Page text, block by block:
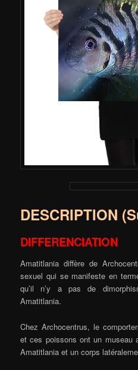
DESCRIPTION
DIFFERENCIATION
Amatitlania diffère de
sexuel qui se manifeste en
qu’il n’y a pas de
Amatitlania.
Chez Archocentrus, le
et ces poissons ont un museau
Amatitlania et un corps